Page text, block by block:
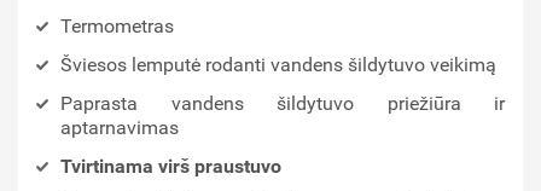
Termometras
Šviesos lemputė rodanti vandens šildytuvo veikimą
Paprasta vandens šildytuvo priežiūra ir
aptarnavimas
Tvirtinama virš praustuvo